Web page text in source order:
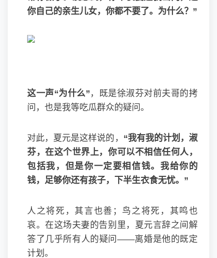
你自己的亲生儿女，你都不要了。为什么？”
这一声“为什么” ，既是徐淑芬对前夫哥的拷
问，也是我等吃瓜群众的疑问。
对此，夏元是这样说的， “我有我的计划，淑
芬，在这个世界上，你可以不相信任何人，
包括我，但是你一定要相信钱。我给你的
钱，足够你还有孩子，下半生衣食无忧。”
人之将死，其言也善；鸟之将死，其鸣也
哀。在这场夫妻的告别里，夏元言辞之间解
答了几乎所有人的疑问——离婚是他的既定
计划。